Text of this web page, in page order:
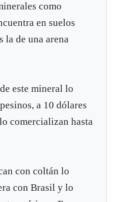
como
en suelos
la de una arena
este mineral lo
a 10 dólares
comercializan hasta
con coltán lo
con Brasil y lo